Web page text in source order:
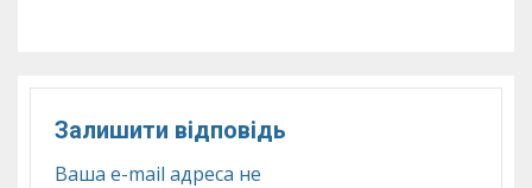
Залишити відповідь
Ваша e-mail адреса не